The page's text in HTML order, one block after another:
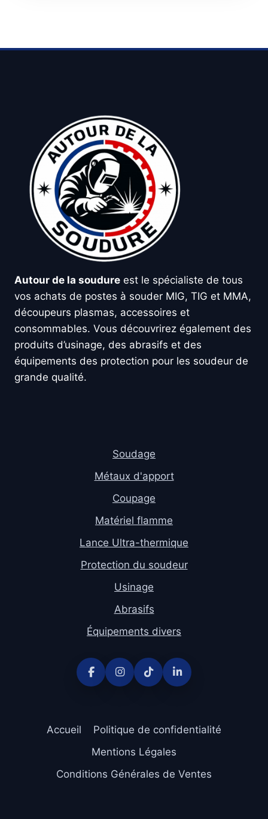
Autour de la soudure est le spécialiste de tous
vos achats de postes à souder MIG, TIG et MMA,
découpeurs plasmas, accessoires et
consommables. Vous découvrirez également des
produits d’usinage, des abrasifs et des
équipements des protection pour les soudeur de
grande qualité.
Soudage
Métaux d'apport
Coupage
Matériel flamme
Lance Ultra-thermique
Protection du soudeur
Usinage
Abrasifs
Équipements divers
Accueil
Politique de confidentialité
Mentions Légales
Conditions Générales de Ventes